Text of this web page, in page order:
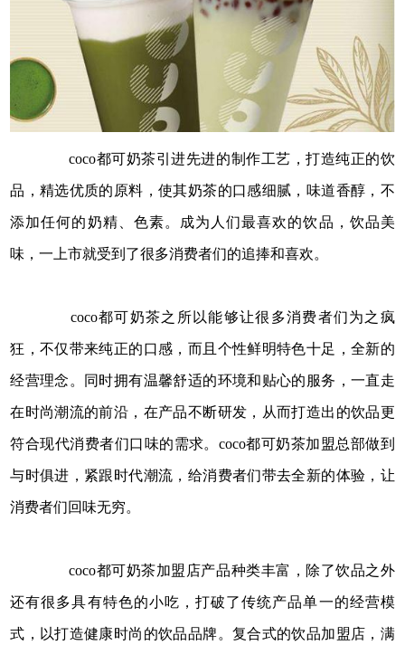
coco都可奶茶引进先进的制作工艺，打造纯正的饮
品，精选优质的原料，使其奶茶的口感细腻，味道香醇，不
添加任何的奶精、色素。成为人们最喜欢的饮品，饮品美
味，一上市就受到了很多消费者们的追捧和喜欢。
coco都可奶茶之所以能够让很多消费者们为之疯
狂，不仅带来纯正的口感，而且个性鲜明特色十足，全新的
经营理念。同时拥有温馨舒适的环境和贴心的服务，一直走
在时尚潮流的前沿，在产品不断研发，从而打造出的饮品更
符合现代消费者们口味的需求。coco都可奶茶加盟总部做到
与时俱进，紧跟时代潮流，给消费者们带去全新的体验，让
消费者们回味无穷。
coco都可奶茶加盟店产品种类丰富，除了饮品之外
还有很多具有特色的小吃，打破了传统产品单一的经营模
式，以打造健康时尚的饮品品牌。复合式的饮品加盟店，满